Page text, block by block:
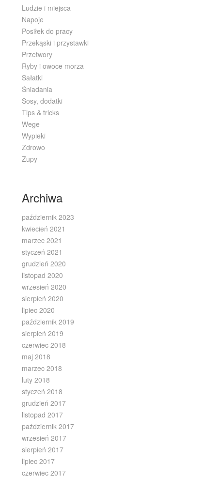
Ludzie i miejsca
Napoje
Posiłek do pracy
Przekąski i przystawki
Przetwory
Ryby i owoce morza
Sałatki
Śniadania
Sosy, dodatki
Tips & tricks
Wege
Wypieki
Zdrowo
Zupy
Archiwa
październik 2023
kwiecień 2021
marzec 2021
styczeń 2021
grudzień 2020
listopad 2020
wrzesień 2020
sierpień 2020
lipiec 2020
październik 2019
sierpień 2019
czerwiec 2018
maj 2018
marzec 2018
luty 2018
styczeń 2018
grudzień 2017
listopad 2017
październik 2017
wrzesień 2017
sierpień 2017
lipiec 2017
czerwiec 2017